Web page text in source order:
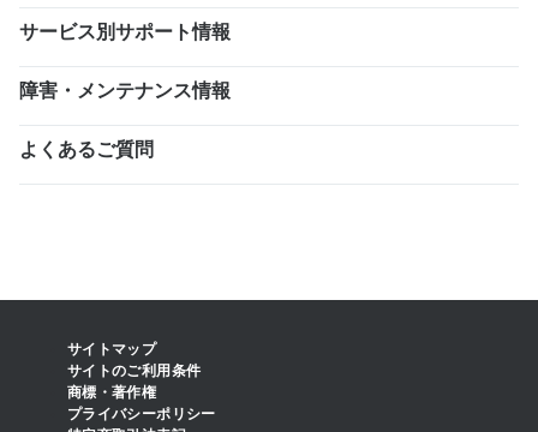
サービス別サポート情報
障害・メンテナンス情報
よくあるご質問
サイトマップ
サイトのご利用条件
商標・著作権
プライバシーポリシー